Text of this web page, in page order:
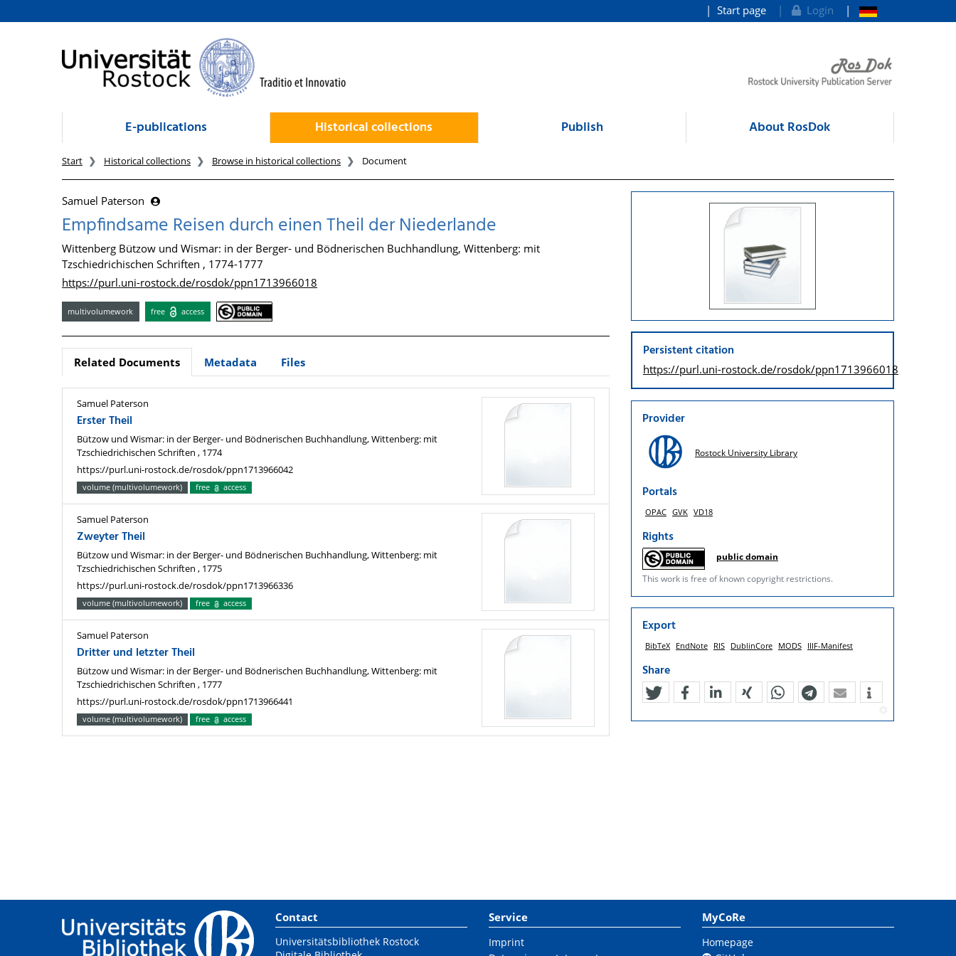
goto contents
Start page Login
E-publications Historical collections Publish About RosDok
Start Historical collections Browse in historical collections Document
Samuel Paterson
Empfindsame Reisen durch einen Theil der Niederlande
Wittenberg Bützow und Wismar: in der Berger- und Bödnerischen Buchhandlung, Wittenberg: mit
Tzschiedrichischen Schriften , 1774-1777
https://purl.uni-rostock.de/rosdok/ppn1713966018
multivolumework free access
Related Documents Metadata Files
Samuel Paterson
Erster Theil
Bützow und Wismar: in der Berger- und Bödnerischen Buchhandlung, Wittenberg: mit
Tzschiedrichischen Schriften , 1774
https://purl.uni-rostock.de/rosdok/ppn1713966042
volume (multivolumework) free access
Samuel Paterson
Zweyter Theil
Bützow und Wismar: in der Berger- und Bödnerischen Buchhandlung, Wittenberg: mit
Tzschiedrichischen Schriften , 1775
https://purl.uni-rostock.de/rosdok/ppn1713966336
volume (multivolumework) free access
Samuel Paterson
Dritter und letzter Theil
Bützow und Wismar: in der Berger- und Bödnerischen Buchhandlung, Wittenberg: mit
Tzschiedrichischen Schriften , 1777
https://purl.uni-rostock.de/rosdok/ppn1713966441
volume (multivolumework) free access
Persistent citation
https://purl.uni-rostock.de/rosdok/ppn1713966018
Provider
Rostock University Library
Portals
OPAC GVK VD18
Rights
public domain
This work is free of known copyright restrictions.
Export
BibTeX EndNote RIS DublinCore MODS IIIF-Manifest
Share
Contact
Universitätsbibliothek Rostock
Service
Imprint
MyCoRe
Homepage